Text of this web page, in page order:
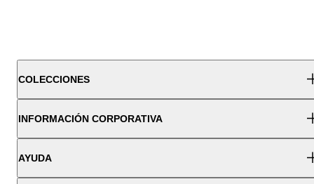
COLECCIONES
INFORMACIÓN CORPORATIVA
AYUDA